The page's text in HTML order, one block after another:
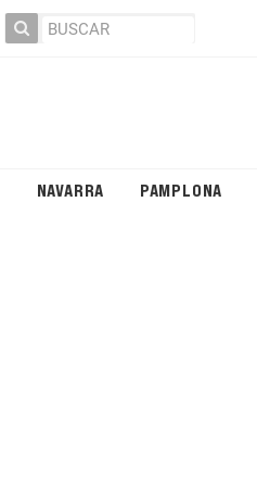
NAVARRA PAMPLONA